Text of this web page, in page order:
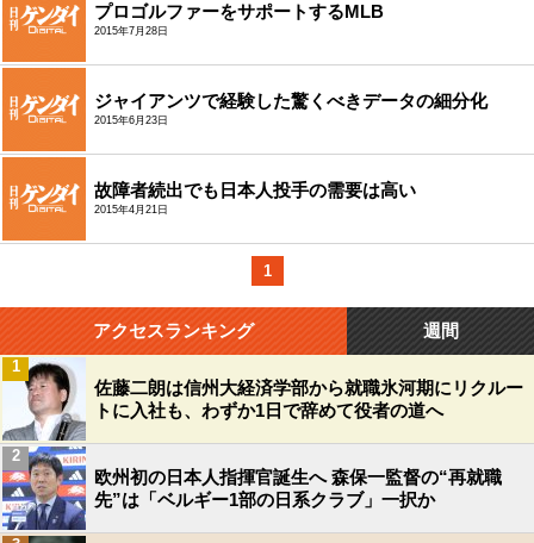
プロゴルファーをサポートするMLB
2015年7月28日
ジャイアンツで経験した驚くべきデータの細分化
2015年6月23日
故障者続出でも日本人投手の需要は高い
2015年4月21日
1
アクセスランキング 週間
佐藤二朗は信州大経済学部から就職氷河期にリクルー
トに入社も、わずか1日で辞めて役者の道へ
1
欧州初の日本人指揮官誕生へ 森保一監督の“再就職
先”は「ベルギー1部の日系クラブ」一択か
2